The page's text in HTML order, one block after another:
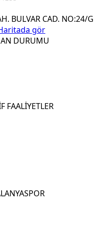
BULVAR CAD. NO:24/G
gör
DURUMU
FAALİYETLER